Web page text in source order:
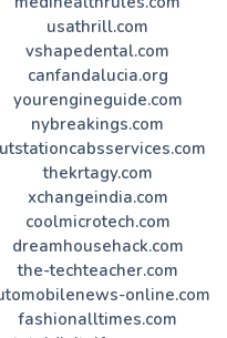
usathrill.com
vshapedental.com
canfandalucia.org
yourengineguide.com
nybreakings.com
thekrtagy.com
xchangeindia.com
coolmicrotech.com
dreamhousehack.com
the-techteacher.com
online.com
fashionalltimes.com